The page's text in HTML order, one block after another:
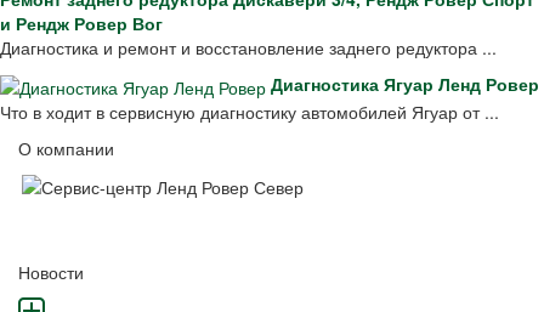
и Рендж Ровер Вог
Диагностика и ремонт и восстановление заднего редуктора ...
Диагностика Ягуар Ленд Ровер
Что в ходит в сервисную диагностику автомобилей Ягуар от ...
О компании
Новости